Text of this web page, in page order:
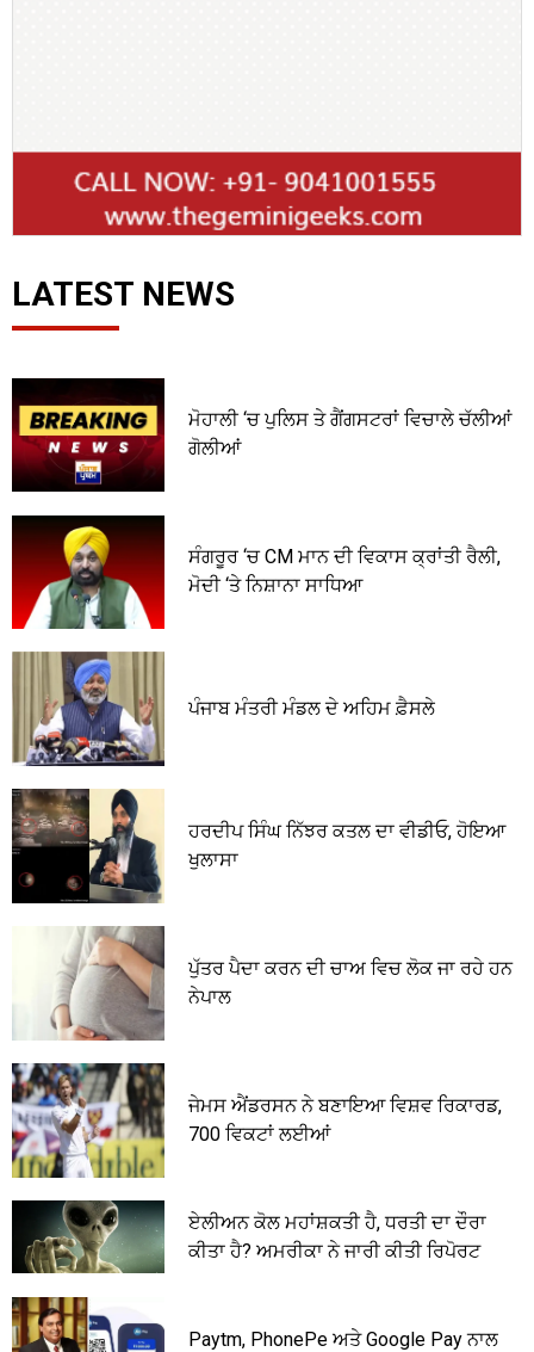
LATEST NEWS
ਮੋਹਾਲੀ ‘ਚ ਪੁਲਿਸ ਤੇ ਗੈਂਗਸਟਰਾਂ ਵਿਚਾਲੇ ਚੱਲੀਆਂ
ਗੋਲੀਆਂ
ਸੰਗਰੂਰ ‘ਚ CM ਮਾਨ ਦੀ ਵਿਕਾਸ ਕ੍ਰਾਂਤੀ ਰੈਲੀ,
ਮੋਦੀ ‘ਤੇ ਨਿਸ਼ਾਨਾ ਸਾਧਿਆ
ਪੰਜਾਬ ਮੰਤਰੀ ਮੰਡਲ ਦੇ ਅਹਿਮ ਫ਼ੈਸਲੇ
ਹਰਦੀਪ ਸਿੰਘ ਨਿੱਝਰ ਕਤਲ ਦਾ ਵੀਡੀਓ, ਹੋਇਆ
ਖੁਲਾਸਾ
ਪੁੱਤਰ ਪੈਦਾ ਕਰਨ ਦੀ ਚਾਅ ਵਿਚ ਲੋਕ ਜਾ ਰਹੇ ਹਨ
ਨੇਪਾਲ
ਜੇਮਸ ਐਂਡਰਸਨ ਨੇ ਬਣਾਇਆ ਵਿਸ਼ਵ ਰਿਕਾਰਡ,
700 ਵਿਕਟਾਂ ਲਈਆਂ
ਏਲੀਅਨ ਕੋਲ ਮਹਾਂਸ਼ਕਤੀ ਹੈ, ਧਰਤੀ ਦਾ ਦੌਰਾ
ਕੀਤਾ ਹੈ? ਅਮਰੀਕਾ ਨੇ ਜਾਰੀ ਕੀਤੀ ਰਿਪੋਰਟ
Paytm, PhonePe ਅਤੇ Google Pay ਨਾਲ